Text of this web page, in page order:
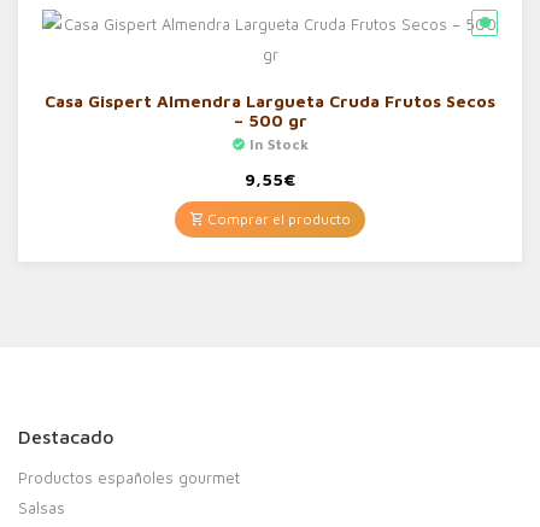
Casa Gispert Almendra Largueta Cruda Frutos Secos
– 500 gr
In Stock
9,55€
Comprar el producto
Destacado
Productos españoles gourmet
Salsas